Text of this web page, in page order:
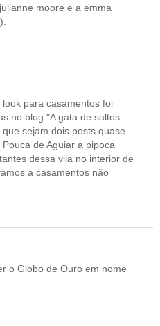
moore e a emma
para casamentos foi
no blog "A gata de saltos
sejam dois posts quase
de Aguiar a pipoca
dessa vila no interior de
a casamentos não
o Globo de Ouro em nome